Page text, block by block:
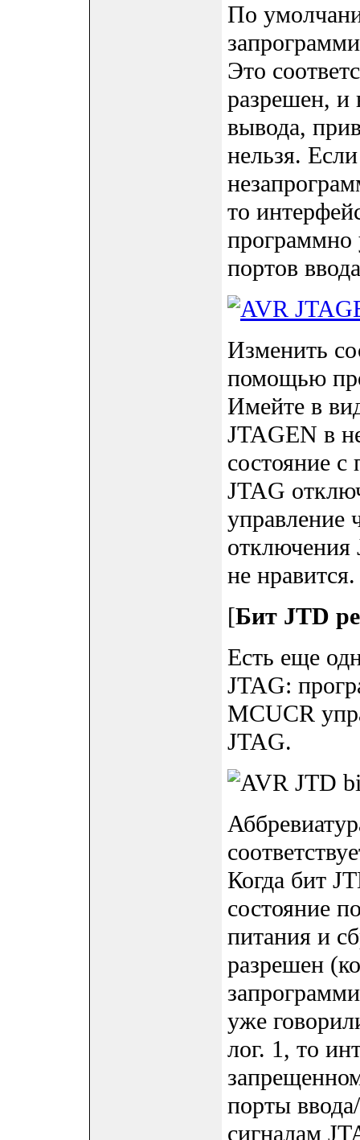
По
Это
разрешен, и
вывода,
нельзя.
то
программно
портов
Изменить
помощью
Имейте в
JTAGEN в
состояние
JTAG
управление
не нравится.
[Бит JTD
Есть еще
JTAG:
MCUCR
JTAG.
Когда бит
состояние
питания и
разрешен
уже
лог. 1, то
порты
сигналам